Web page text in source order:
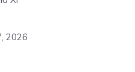
2026